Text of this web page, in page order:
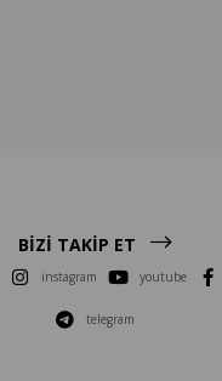
BİZİ TAKİP ET
instagram youtube
telegram